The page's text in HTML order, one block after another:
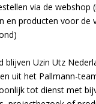
via de webshop
en producten voor de
blijven Uzin Utz
uit het Pallmann-
tot dienst met